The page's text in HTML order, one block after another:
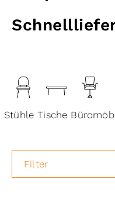
Stühle Tische
Filter